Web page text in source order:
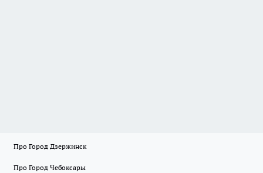
Про Город Дзержинск
Про Город Чебоксары